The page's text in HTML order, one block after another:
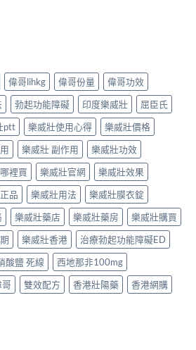
偉哥lihkg 偉哥份量
偉哥功效
勃起功能障礙 印度樂威壯
屈臣氏
ptt 樂威壯使用心得
樂威壯價格
樂威壯 副作用
樂威壯功效
裡買 樂威壯官網
樂威壯效果
品 樂威壯用法
樂威壯膜衣錠
樂威壯藥店 樂威壯藥房
樂威壯購買
樂威壯香港
治療勃起功能障礙ED
酸鹽 死線
西地那非100mg
雙效配方 香港壯陽藥 香港網購